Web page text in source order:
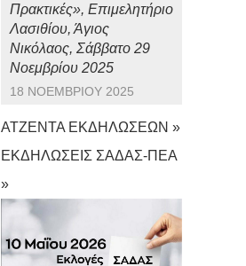
Πρακτικές», Επιμελητήριο
Λασιθίου, Άγιος
Νικόλαος, Σάββατο 29
Νοεμβρίου 2025
18 ΝΟΕΜΒΡΊΟΥ 2025
ΑΤΖΕΝΤΑ ΕΚΔΗΛΩΣΕΩΝ »
ΕΚΔΗΛΩΣΕΙΣ ΣΑΔΑΣ-ΠΕΑ
»